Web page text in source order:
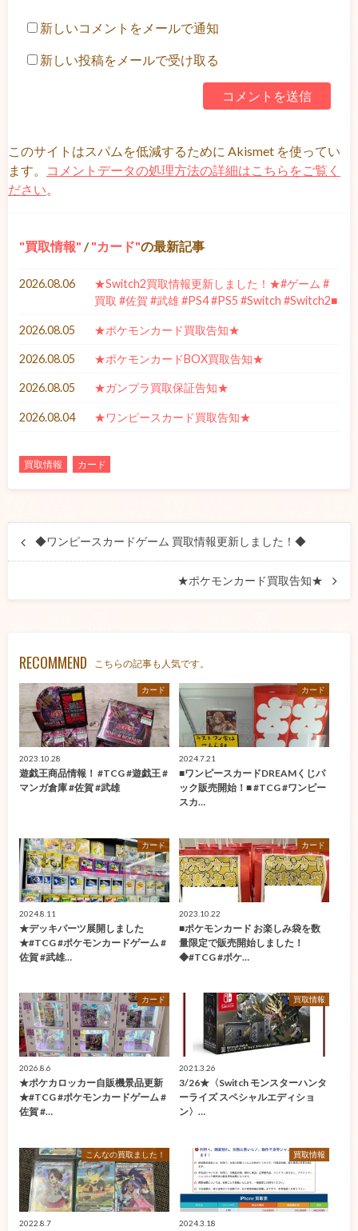
新しいコメントをメールで通知
新しい投稿をメールで受け取る
このサイトはスパムを低減するために Akismet を使ってい
ます。
コメントデータの処理方法の詳細はこちらをご覧く
ださい
買取情報 / カード の最新記事
2026.08.06
★Switch2買取情報更新しました！★#ゲーム #
買取 #佐賀 #武雄 #PS4 #PS5 #Switch #Switch2■
2026.08.05 ★ポケモンカード買取告知★
2026.08.05 ★ポケモンカードBOX買取告知★
2026.08.05 ★ガンプラ買取保証告知★
2026.08.04 ★ワンピースカード買取告知★
買取情報 カード
◆ワンピースカードゲーム 買取情報更新しました！◆
★ポケモンカード買取告知★
RECOMMEND こちらの記事も人気です。
カード
2023.10.28
遊戯王商品情報！ #TCG #遊戯王 #
マンガ倉庫 #佐賀 #武雄
カード
2024.7.21
■ワンピースカードDREAMくじパ
ック販売開始！■ #TCG #ワンピー
スカ…
カード
2024.8.11
★デッキパーツ展開しました
★#TCG #ポケモンカードゲーム #
佐賀 #武雄…
カード
2023.10.22
■ポケモンカード お楽しみ袋を数
量限定で販売開始しました！
◆#TCG #ポケ…
カード
2026.8.6
★ポケカロッカー自販機景品更新
★#TCG #ポケモンカードゲーム #
佐賀 #…
買取情報
2021.3.26
3/26★〈Switch モンスターハンタ
ーライズ スペシャルエディショ
ン〉…
こんなの買取ました！
2022.8.7
買取情報
2024.3.18